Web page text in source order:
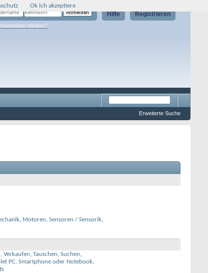
Registrieren
Hilfe
bleiben?
Erweiterte Suche
, Motoren, Sensoren / Sensorik,
Verkaufen, Tauschen, Suchen,
PC, Smartphone oder Notebook,
Ok ich akzeptiere